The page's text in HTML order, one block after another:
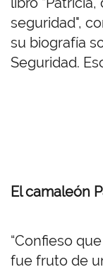
seguridad",
su biografía
Seguridad.
El camaleón
“Confieso
fue fruto de